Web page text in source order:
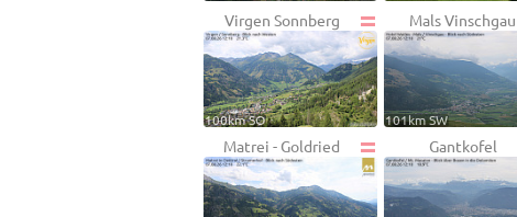
Virgen Sonnberg
100km SO
Mals Vinschgau
101km SW
Matrei - Goldried Gantkofel